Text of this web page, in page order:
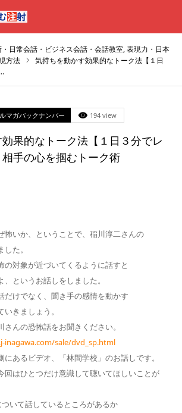
日常会話・ビジネス会話・会話教室,表現力・日本
方法
気持ちを動かす効果的なトーク法【１日
マガバックナンバー 194 view
果的なトーク法【１日３分でレ
手の心を掴むトーク術
怖いか、ということで、稲川淳二さんの
た。
の対象が近づいてくるように話すと
というお話しをしました。
だけでなく、聞き手の感情を動かす
きましょう。
んの恐怖話をお聞きください。
inagawa.com/sale/dvd_sp.html
にあるビデオ、「林間学校」のお話しです。
回はひとつだけ意識して聴いてほしいことが
いて話しているところがあるか